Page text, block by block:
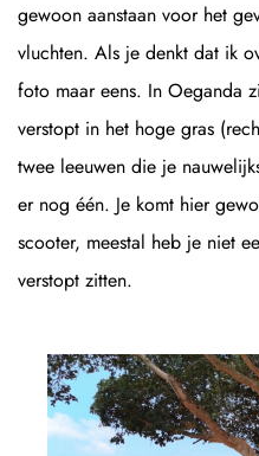
gewoon aanstaan voor het
vluchten. Als je denkt dat ik
foto maar eens. In Oeganda
verstopt in het hoge gras
twee leeuwen die je
er nog één. Je komt hier
scooter, meestal heb je niet
verstopt zitten.